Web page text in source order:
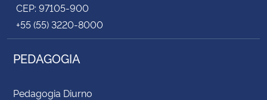
CEP: 97105-900
+55 (55) 3220-8000
PEDAGOGIA
Pedagogia Diurno